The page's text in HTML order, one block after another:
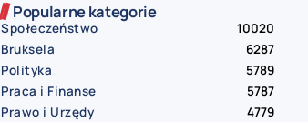
Popularne kategorie
Społeczeństwo
10020
Bruksela
6287
Polityka
5789
Praca i Finanse
5787
Prawo i Urzędy
4779